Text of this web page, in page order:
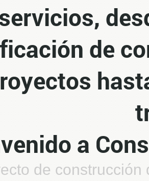
de
a
de construcción